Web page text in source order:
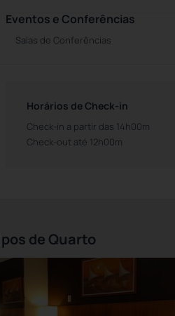
Eventos e Conferências
Salas de Conferências
Horários de Check-in
Check-in a partir das 14h00m
Check-out até 12h00m
de Quarto